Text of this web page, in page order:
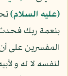
(عليه السلام)
المفسرين على أن
لنفسه لا له و